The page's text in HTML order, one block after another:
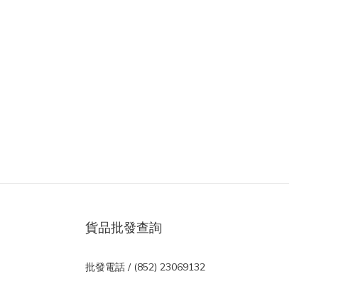
貨品批發查詢
批發電話 / (852) 23069132